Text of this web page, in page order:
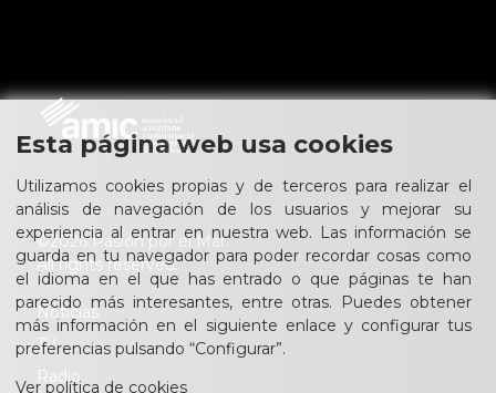
©2026 Pasión por el Mar.
All rights reserved.
Noticias
TV
Radio
Esta página web usa cookies
Utilizamos cookies propias y de terceros para realizar el
análisis de navegación de los usuarios y mejorar su
experiencia al entrar en nuestra web. Las información se
guarda en tu navegador para poder recordar cosas como
el idioma en el que has entrado o que páginas te han
parecido más interesantes, entre otras. Puedes obtener
más información en el siguiente enlace y configurar tus
preferencias pulsando “Configurar”.
Ver política de cookies